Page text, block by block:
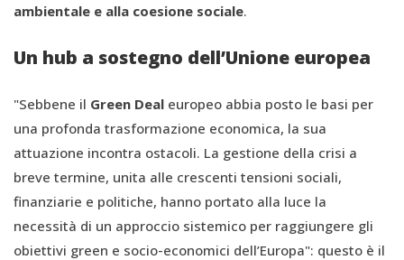
ambientale e alla coesione sociale.
Un hub a sostegno dell’Unione europea
"Sebbene il Green Deal europeo abbia posto le basi per
una profonda trasformazione economica, la sua
attuazione incontra ostacoli. La gestione della crisi a
breve termine, unita alle crescenti tensioni sociali,
finanziarie e politiche, hanno portato alla luce la
necessità di un approccio sistemico per raggiungere gli
obiettivi green e socio-economici dell’Europa": questo è il